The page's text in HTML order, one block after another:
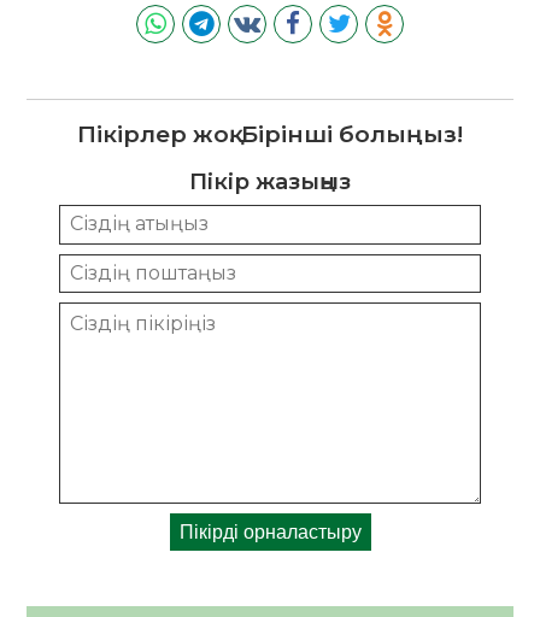
Пікірлер жоқ. Бірінші болыңыз!
Пікір жазыңыз